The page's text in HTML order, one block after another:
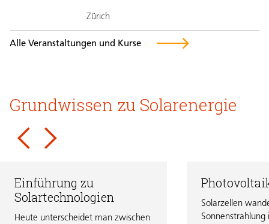
Zürich
Alle Veranstaltungen und Kurse
Grundwissen zu Solarenergie
Einführung zu
Solartechnologien
Heute unterscheidet man zwischen
Solarzellen
Sonnenstrahlung